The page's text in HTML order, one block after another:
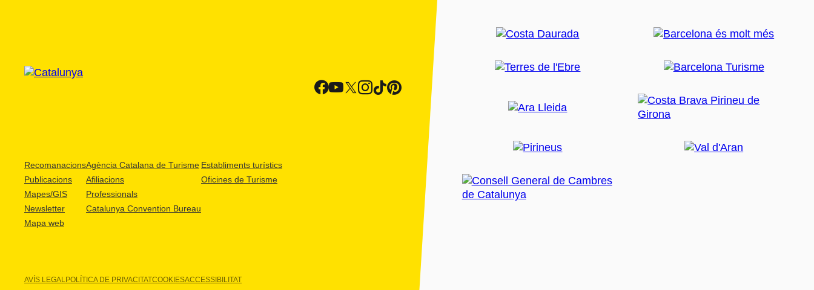
Recomanacions
Publicacions
Mapes/GIS
Newsletter
Mapa web
Agència Catalana de Turisme
Afiliacions
Professionals
Catalunya Convention Bureau
Establiments turístics
Oficines de Turisme
AVÍS LEGALPOLÍTICA DE PRIVACITATCOOKIESACCESSIBILITAT